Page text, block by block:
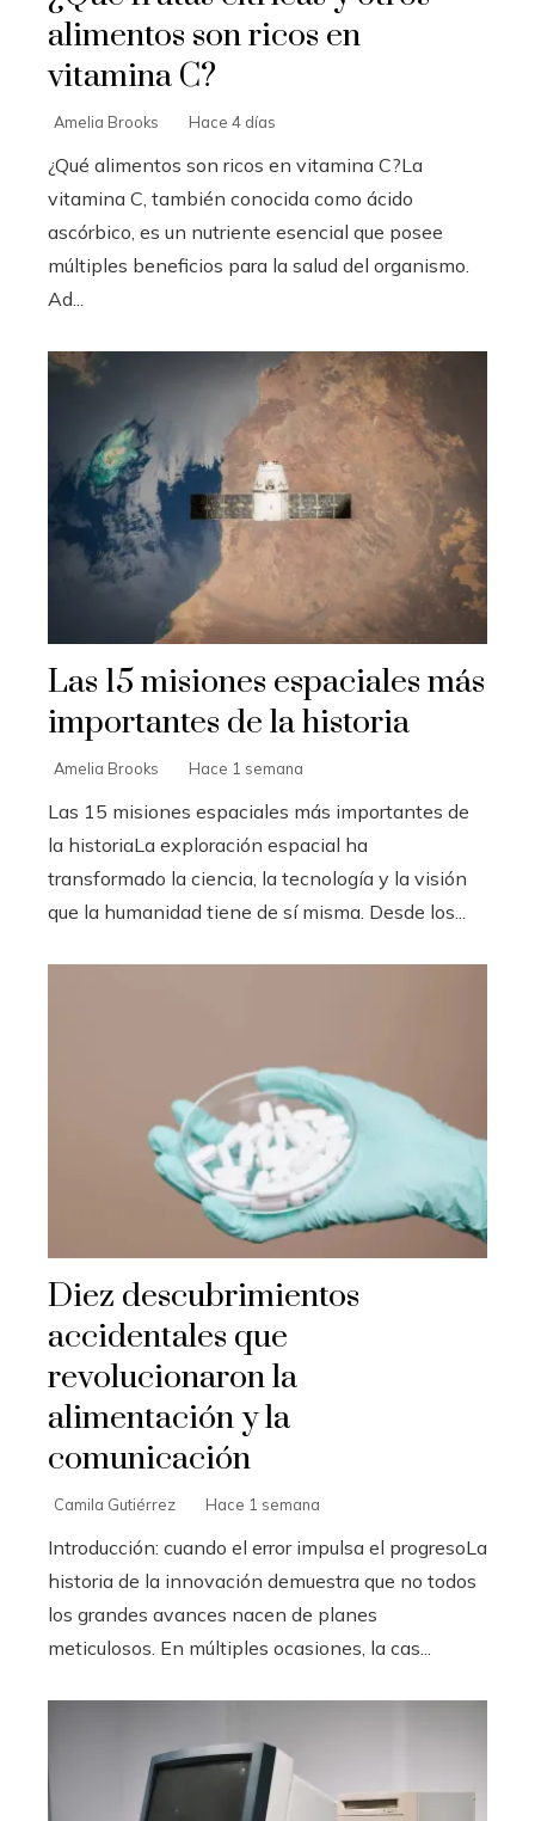
alimentos son ricos en
vitamina C?
Amelia Brooks Hace 4 días
¿Qué alimentos son ricos en vitamina C?La
vitamina C, también conocida como ácido
ascórbico, es un nutriente esencial que posee
múltiples beneficios para la salud del organismo.
Ad...
Las 15 misiones espaciales más
importantes de la historia
Amelia Brooks Hace 1 semana
Las 15 misiones espaciales más importantes de
la historiaLa exploración espacial ha
transformado la ciencia, la tecnología y la visión
que la humanidad tiene de sí misma. Desde los...
Diez descubrimientos
accidentales que
revolucionaron la
alimentación y la
comunicación
Camila Gutiérrez Hace 1 semana
Introducción: cuando el error impulsa el progresoLa
historia de la innovación demuestra que no todos
los grandes avances nacen de planes
meticulosos. En múltiples ocasiones, la cas...